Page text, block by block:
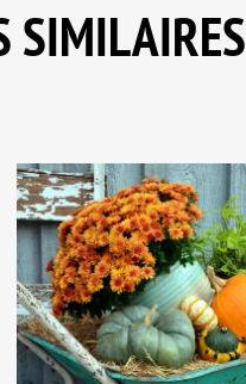
SIMILAIRES